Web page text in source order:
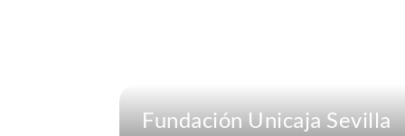
Fundación Unicaja Sevilla